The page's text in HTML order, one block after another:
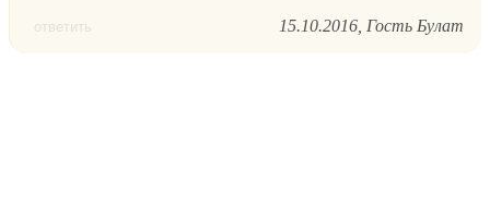
ответить 15.10.2016 Гость Булат